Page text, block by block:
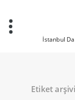
İstanbul
Etiket